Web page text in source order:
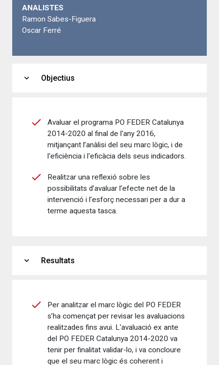
ANALISTES
Ramon Sabes-Figuera
Oscar Ferré
expand_more Objectius
Avaluar el programa PO FEDER Catalunya
2014-2020 al final de l'any 2016,
mitjançant l’anàlisi del seu marc lògic, i de
l'eficiència i l'eficàcia dels seus indicadors.
Realitzar una reflexió sobre les
possibilitats d’avaluar l’efecte net de la
intervenció i l’esforç necessari per a dur a
terme aquesta tasca.
expand_more Resultats
Per analitzar el marc lògic del PO FEDER
s’ha començat per revisar les avaluacions
realitzades fins avui. L'avaluació ex ante
del PO FEDER Catalunya 2014-2020 va
tenir per finalitat validar-lo, i va concloure
que el seu marc lògic és coherent i